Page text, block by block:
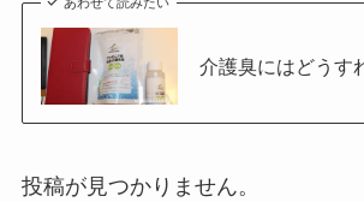
介護臭にはどうす
投稿が見つかりません。